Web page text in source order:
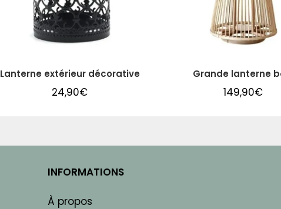
Lanterne extérieur décorative
24,90€
Grande lanterne
149,90€
INFORMATIONS
À propos